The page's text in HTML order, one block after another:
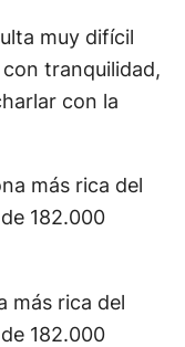
muy difícil
tranquilidad,
con la
más rica del
182.000